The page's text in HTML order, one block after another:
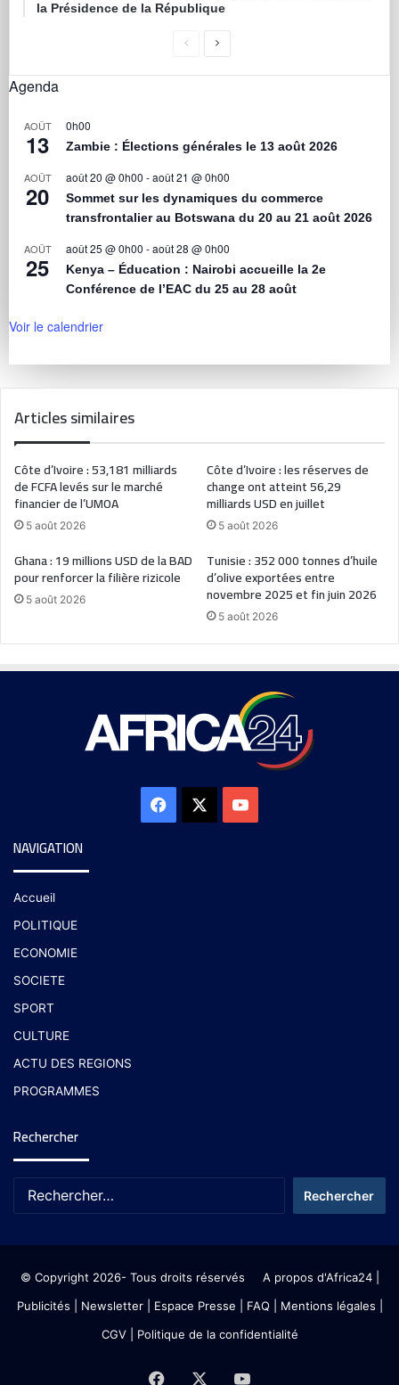
la Présidence de la République
Agenda
AOÛT
13
0h00
Zambie : Élections générales le 13 août 2026
AOÛT
20
août 20 @ 0h00 -août 21 @ 0h00
Sommet sur les dynamiques du commerce
transfrontalier au Botswana du 20 au 21 août 2026
AOÛT
25
août 25 @ 0h00 -août 28 @ 0h00
Kenya – Éducation : Nairobi accueille la 2e
Conférence de l’EAC du 25 au 28 août
Voir le calendrier
Articles similaires
Côte d’Ivoire : 53,181 milliards
de FCFA levés sur le marché
financier de l’UMOA
5 août 2026
Côte d’Ivoire : les réserves de
change ont atteint 56,29
milliards USD en juillet
5 août 2026
Ghana : 19 millions USD de la BAD
pour renforcer la filière rizicole
5 août 2026
Tunisie : 352 000 tonnes d’huile
d’olive exportées entre
novembre 2025 et fin juin 2026
5 août 2026
NAVIGATION
Accueil
POLITIQUE
ECONOMIE
SOCIETE
SPORT
CULTURE
ACTU DES REGIONS
PROGRAMMES
Rechercher
© Copyright 2026- Tous droits réservés A propos d'Africa24|
Publicités
Newsletter| Espace Presse | FAQ | Mentions légales
CGV| Politique de la confidentialité